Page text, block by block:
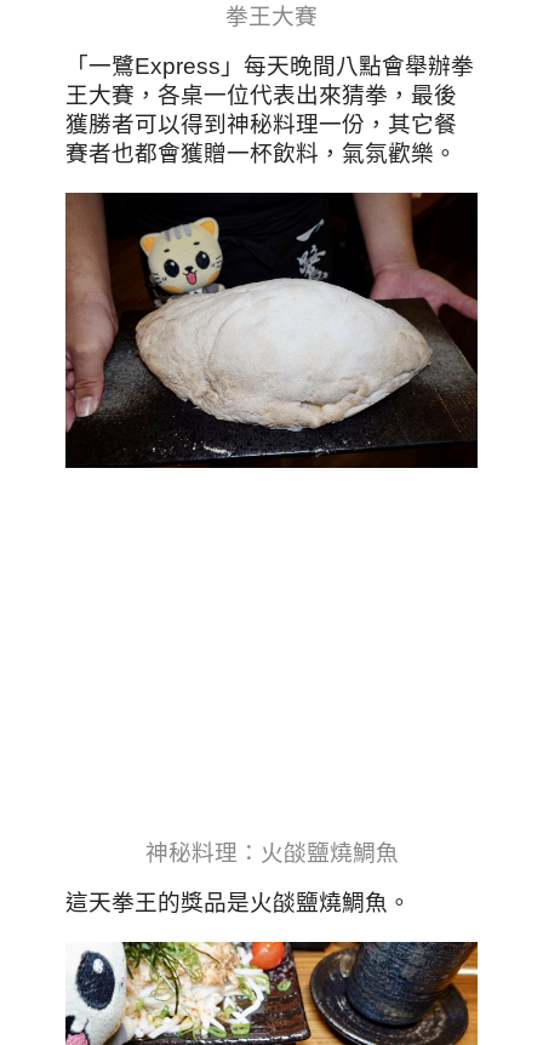
拳王大賽
「一鷺Express」每天晚間八點會舉辦拳
王大賽，各桌一位代表出來猜拳，最後
獲勝者可以得到神秘料理一份，其它餐
賽者也都會獲贈一杯飲料，氣氛歡樂。
神秘料理：火燄鹽燒鯛魚
這天拳王的獎品是火燄鹽燒鯛魚。